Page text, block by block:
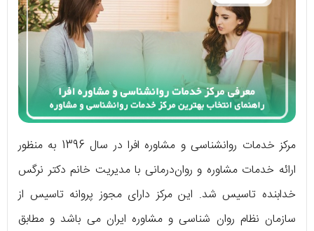
مرکز خدمات روانشناسی و مشاوره افرا در سال 1396 به منظور
ارائه خدمات مشاوره و روان‌درمانی با مدیریت خانم دکتر نرگس
خدابنده تاسیس شد. این مرکز دارای مجوز پروانه تاسیس از
سازمان نظام روان شناسی و مشاوره ایران می باشد و مطابق